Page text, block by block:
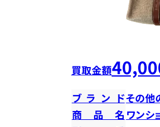
買取金額
ブランドその他
商品名 ワンシ